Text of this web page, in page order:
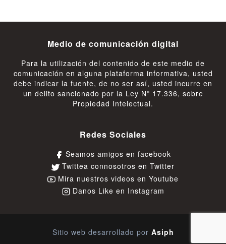
Medio de comunicación digital
Para la utilización del contenido de este medio de
comunicación en alguna plataforma informativa, usted
debe indicar la fuente, de no ser así, usted incurre en
un delito sancionado por la Ley Nº 17.336, sobre
Propiedad Intelectual.
Redes Sociales
Seamos amigos en facebook
Twittea connosotros en Twitter
Mira nuestros videos en Youtube
Danos Like en Instagram
Sitio web desarrollado por Asiph